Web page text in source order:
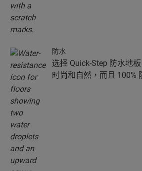
防水
选择 Quick-Step 防水地
时尚和自然，而且 100%